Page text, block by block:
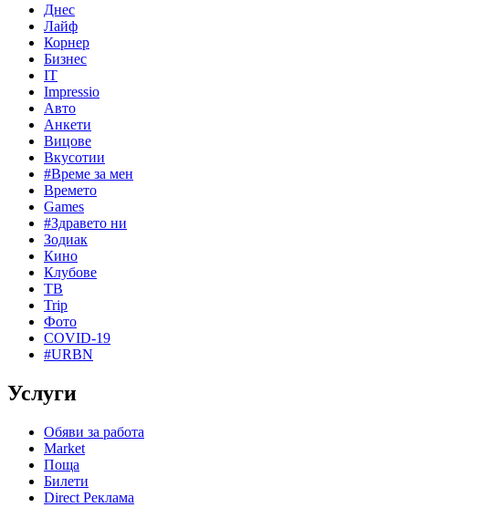
Днес
Лайф
Корнер
Бизнес
IT
Impressio
Авто
Анкети
Вицове
Вкусотии
#Време за мен
Времето
Games
#Здравето ни
Зодиак
Кино
Клубове
ТВ
Trip
Фото
COVID-19
#URBN
Услуги
Обяви за работа
Market
Поща
Билети
Direct Реклама